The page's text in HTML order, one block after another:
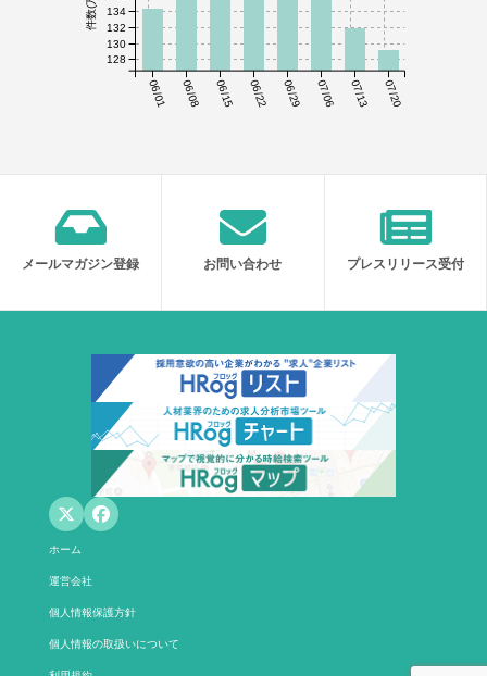
06/01 06/08 06/15 06/22 06/29 07/06 07/13 07/20
128
130
132
134
メールマガジン登録 お問い合わせ プレスリリース受付
ホーム
運営会社
個人情報保護方針
個人情報の取扱いについて